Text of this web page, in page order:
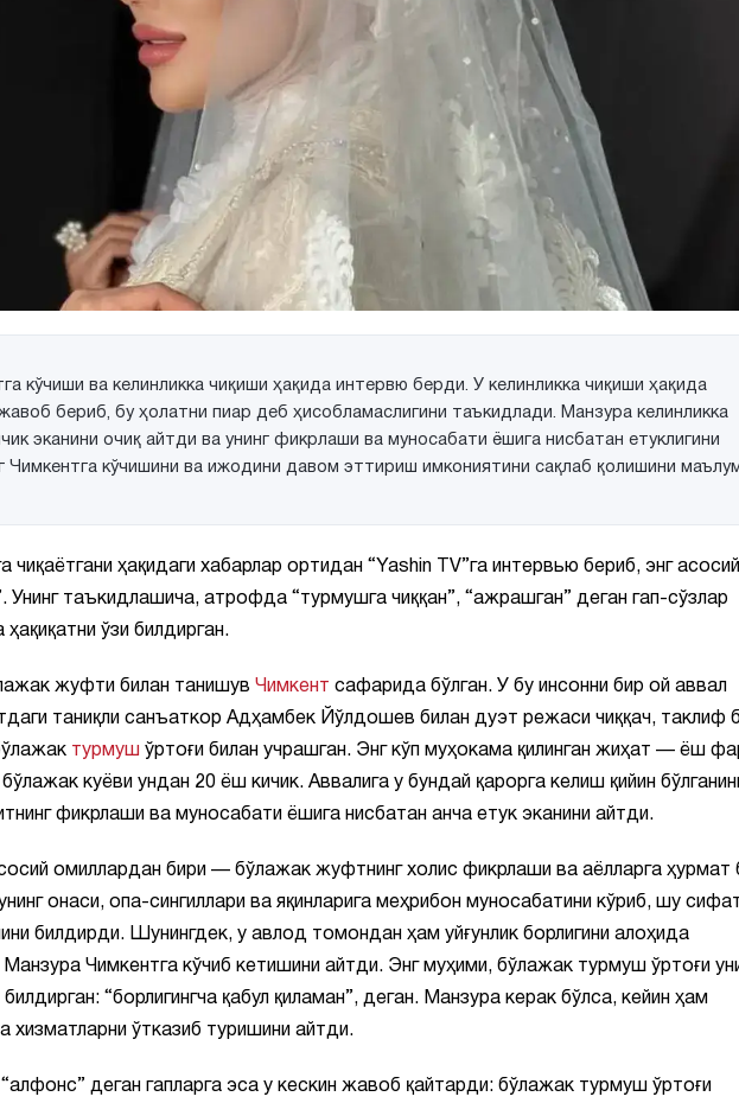
кўчиши ва келинликка чиқиши ҳақида интервю берди. У келинликка чиқиши ҳақида
бериб, бу ҳолатни пиар деб ҳисобламаслигини таъкидлади. Манзура келинликка
эканини очиқ айтди ва унинг фикрлаши ва муносабати ёшига нисбатан етуклигини
Чимкентга кўчишини ва ижодини давом эттириш имкониятини сақлаб қолишини
чиқаётгани ҳақидаги хабарлар ортидан “Yashin TV”га интервью бериб, энг
Унинг таъкидлашича, атрофда “турмушга чиққан”, “ажрашган” деган гап-сўзлар
ҳақиқатни ўзи билдирган.
жуфти билан танишув Чимкент сафарида бўлган. У бу инсонни бир ой аввал
таниқли санъаткор Адҳамбек Йўлдошев билан дуэт режаси чиққач, таклиф
турмуш ўртоғи билан учрашган. Энг кўп муҳокама қилинган жиҳат — ёш
куёви ундан 20 ёш кичик. Аввалига у бундай қарорга келиш қийин
фикрлаши ва муносабати ёшига нисбатан анча етук эканини айтди.
омиллардан бири — бўлажак жуфтнинг холис фикрлаши ва аёлларга ҳурмат
онаси, опа-сингиллари ва яқинларига меҳрибон муносабатини кўриб, шу
билдирди. Шунингдек, у авлод томондан ҳам уйғунлик борлигини алоҳида
Чимкентга кўчиб кетишини айтди. Энг муҳими, бўлажак турмуш ўртоғи
“борлигингча қабул қиламан”, деган. Манзура керак бўлса, кейин ҳам
хизматларни ўтказиб туришини айтди.
деган гапларга эса у кескин жавоб қайтарди: бўлажак турмуш ўртоғи